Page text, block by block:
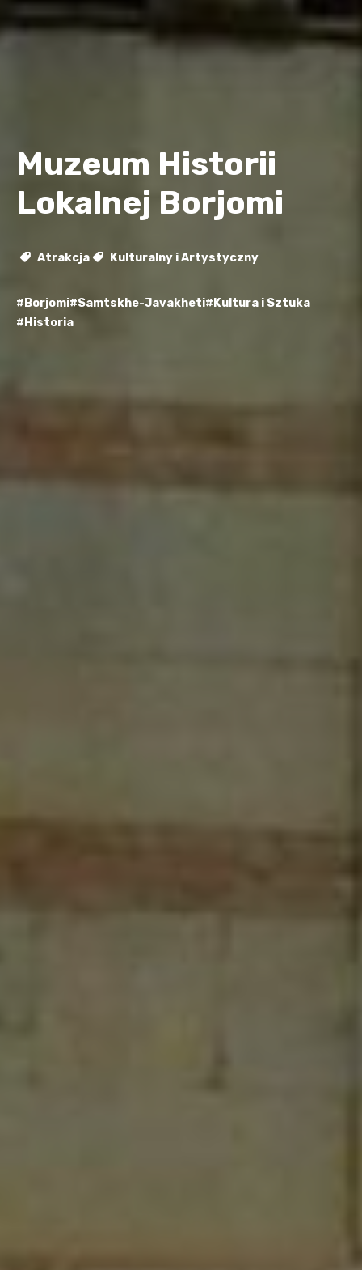
Muzeum Historii
Lokalnej Borjomi
Atrakcja Kulturalny i Artystyczny
#Borjomi#Samtskhe-Javakheti#Kultura i Sztuka
#Historia